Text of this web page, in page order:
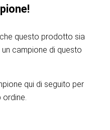
questo prodotto sia
campione di questo
qui di seguito per
ordine.